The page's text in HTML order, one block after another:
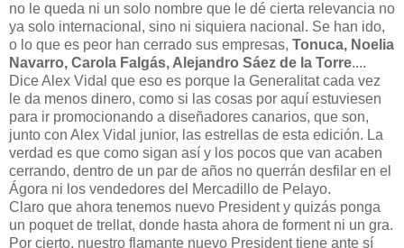
no le queda ni un solo nombre que le dé cierta relevancia no
ya solo internacional, sino ni siquiera nacional. Se han ido,
o lo que es peor han cerrado sus empresas, Tonuca, Noelia
Navarro, Carola Falgás, Alejandro Sáez de la Torre....
Dice Alex Vidal que eso es porque la Generalitat cada vez
le da menos dinero, como si las cosas por aquí estuviesen
para ir promocionando a diseñadores canarios, que son,
junto con Alex Vidal junior, las estrellas de esta edición. La
verdad es que como sigan así y los pocos que van acaben
cerrando, dentro de un par de años no querrán desfilar en el
Ágora ni los vendedores del Mercadillo de Pelayo.
Claro que ahora tenemos nuevo President y quizás ponga
un poquet de trellat, donde hasta ahora de forment ni un gra.
Por cierto, nuestro flamante nuevo President tiene ante sí